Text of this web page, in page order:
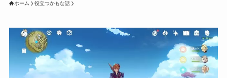
ホーム 役立つかもな話